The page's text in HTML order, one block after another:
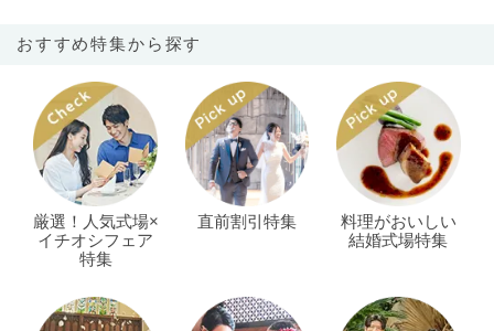
おすすめ特集から探す
厳選！人気式場×
イチオシフェア
特集
直前割引特集
料理がおいしい
結婚式場特集